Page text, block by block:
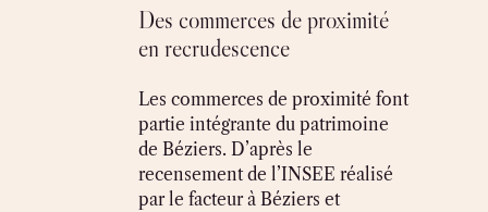
Des commerces de proximité
en recrudescence
Les commerces de proximité font
partie intégrante du patrimoine
de Béziers. D’après le
recensement de l’INSEE réalisé
par le facteur à Béziers et